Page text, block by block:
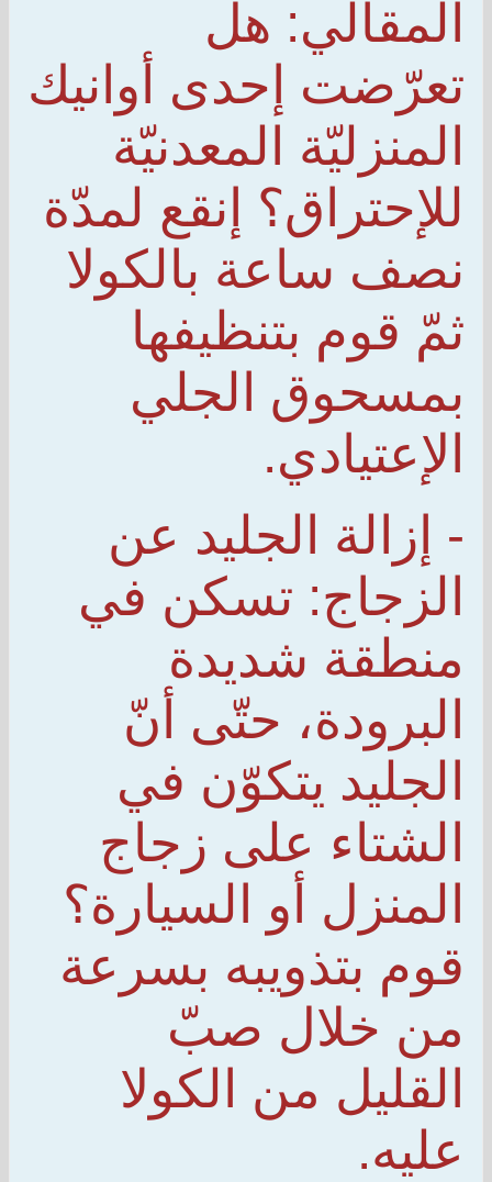
المقالي: هل
تعرّضت إحدى أوانيك
المنزليّة المعدنيّة
للإحتراق؟ إنقع لمدّة
نصف ساعة بالكولا
ثمّ قوم بتنظيفها
بمسحوق الجلي
الإعتيادي.
- إزالة الجليد عن
الزجاج: تسكن في
منطقة شديدة
البرودة، حتّى أنّ
الجليد يتكوّن في
الشتاء على زجاج
المنزل أو السيارة؟
قوم بتذويبه بسرعة
من خلال صبّ
القليل من الكولا
عليه.